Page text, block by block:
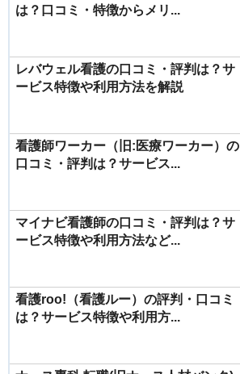
は？口コミ・特徴からメリ...
レバウェル看護の口コミ・評判は？サ
ービス特徴や利用方法を解説
看護師ワーカー（旧:医療ワーカー）の
口コミ・評判は？サービス...
マイナビ看護師の口コミ・評判は？サ
ービス特徴や利用方法など...
看護roo!（看護ルー）の評判・口コミ
は？サービス特徴や利用方...